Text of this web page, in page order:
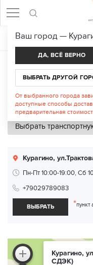
ЖЕНСКАЯ ОБУВЬ МУЖСКАЯ
Доставка в
Срок доставки: 2—8
Курагино,
Пн-Пт 10:00-19:00, Сб
+79029789083
ВЫБРАТЬ *пункт
Курагино,
СДЭК)
Ваш город —
ДА, ВСЁ ВЕРНО
ВЫБРАТЬ ДРУГОЙ
От выбранного города
доступные способы
предварительная